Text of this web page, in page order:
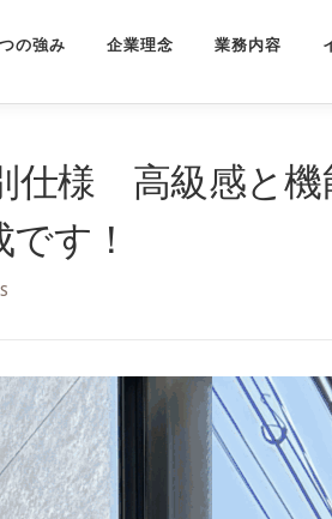
の強み 企業理念 業務内容
仕様 高級感と
す！